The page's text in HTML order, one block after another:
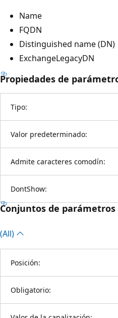
Name
FQDN
Distinguished name (DN)
ExchangeLegacyDN
Propiedades de
Tipo:
Valor predeterminado:
Admite caracteres comodín:
DontShow:
Conjuntos de parámetros
(All)
Posición:
Obligatorio: